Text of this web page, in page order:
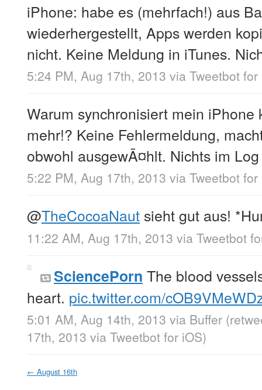
iPhone: habe es (mehrfach!) aus
wiederhergestellt, Apps werden
nicht. Keine Meldung in iTunes.
5:24 PM, Aug 17th, 2013 via Tweetbot
Warum synchronisiert mein iPhone
mehr!? Keine Fehlermeldung,
obwohl ausgewÃ¤hlt. Nichts im
5:22 PM, Aug 17th, 2013 via Tweetbot
@TheCocoaNaut sieht gut aus!
11:22 AM, Aug 17th, 2013 via Tweetbot
SciencePorn The blood
heart. pic.twitter.com/
5:01 AM, Aug 14th, 2013 via Buffer
17th, 2013 via Tweetbot for iOS)
← August 16th